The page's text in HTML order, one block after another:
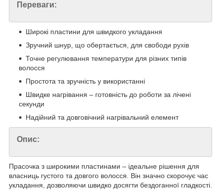
Переваги:
Широкі пластини для швидкого укладання
Зручний шнур, що обертається, для свободи рухів
Точне регулювання температури для різних типів
волосся
Простота та зручність у використанні
Швидке нагрівання – готовність до роботи за лічені
секунди
Надійний та довговічний нагрівальний елемент
Опис:
Прасочка з широкими пластинами – ідеальне рішення для
власниць густого та довгого волосся. Він значно скорочує час
укладання, дозволяючи швидко досягти бездоганної гладкості.